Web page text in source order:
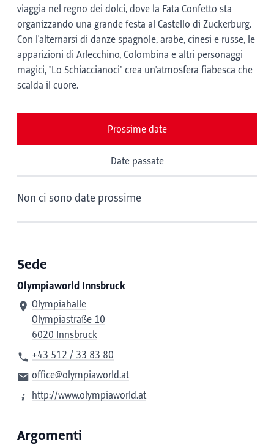
viaggia nel regno dei dolci, dove la Fata Confetto sta
organizzando una grande festa al Castello di Zuckerburg.
Con l'alternarsi di danze spagnole, arabe, cinesi e russe, le
apparizioni di Arlecchino, Colombina e altri personaggi
magici, "Lo Schiaccianoci" crea un'atmosfera fiabesca che
scalda il cuore.
Prossime date
Date passate
Non ci sono date prossime
Sede
Olympiaworld Innsbruck
Olympiahalle
Olympiastraße 10
6020 Innsbruck
+43 512 / 33 83 80
office@olympiaworld.at
http://www.olympiaworld.at
Argomenti